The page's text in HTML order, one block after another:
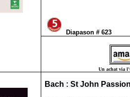
Diapason # 623
Un achat via
Bach : St John